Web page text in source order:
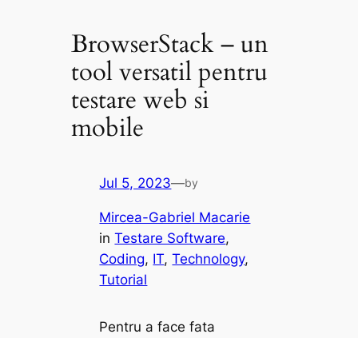
BrowserStack – un
tool versatil pentru
testare web si
mobile
Jul 5, 2023—by
Mircea-Gabriel Macarie
inTestare Software
Coding, IT, Technology
Tutorial
Pentru a face fata